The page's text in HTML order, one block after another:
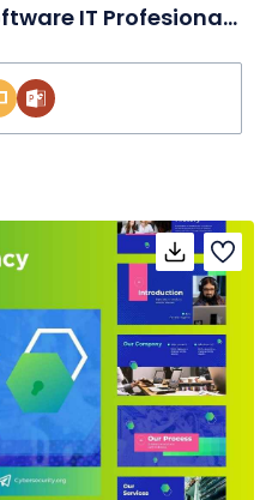
Proposal Penjualan Software IT Profesional dalam Slide